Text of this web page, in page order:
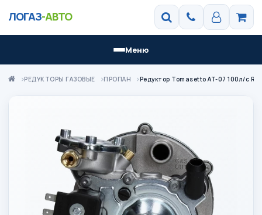
ЛОГАЗ-АВТО
Меню
РЕДУКТОРЫ ГАЗОВЫЕ ПРОПАН